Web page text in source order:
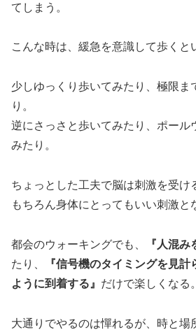
てしまう。
こんな時は、緩急を意識して歩くと
少しゆっくり歩いてみたり、極限ま
り。
逆にさっさと歩いてみたり、ポール
みたり。
ちょっとした工夫で脳は刺激を受け
もちろん身体にとってもいい刺激と
都会のウォーキングでも、
『人混み
たり、
『信号機のタイミングを見
ように到着する』 だけで楽しくなる。
大通りでやるのは憚れるが、時と場